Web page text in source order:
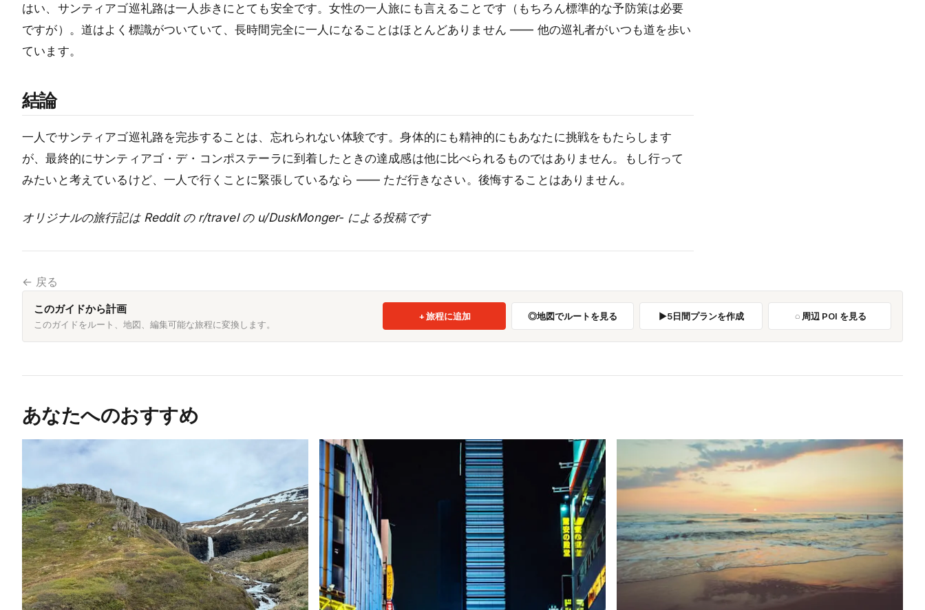
はい、サンティアゴ巡礼路は一人歩きにとても安全です。女性の一人旅にも言えることです（もちろん標準的な予防策は必要
ですが）。道はよく標識がついていて、長時間完全に一人になることはほとんどありません —— 他の巡礼者がいつも道を歩い
ています。
結論
一人でサンティアゴ巡礼路を完歩することは、忘れられない体験です。身体的にも精神的にもあなたに挑戦をもたらします
が、最終的にサンティアゴ・デ・コンポステーラに到着したときの達成感は他に比べられるものではありません。もし行って
みたいと考えているけど、一人で行くことに緊張しているなら —— ただ行きなさい。後悔することはありません。
オリジナルの旅行記は Reddit の r/travel の u/DuskMonger- による投稿です
← 戻る
このガイドから計画
このガイドをルート、地図、編集可能な旅程に変換します。
旅程に追加 地図でルートを見る 5日間プランを作成 周辺 POI を見る
あなたへのおすすめ